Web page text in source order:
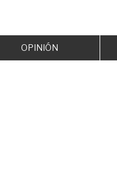
OPINIÓN